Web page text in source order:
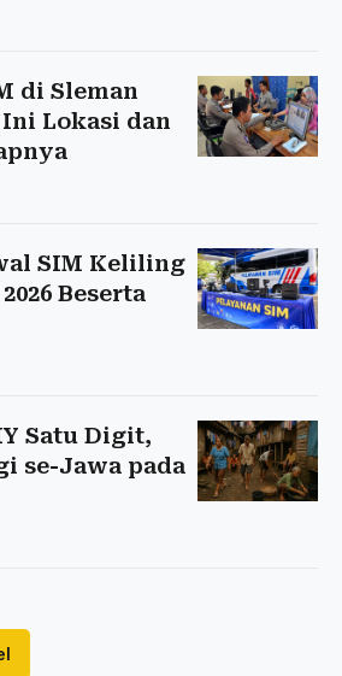
di Sleman
Lokasi dan
SIM Keliling
Beserta
Satu Digit,
se-Jawa pada